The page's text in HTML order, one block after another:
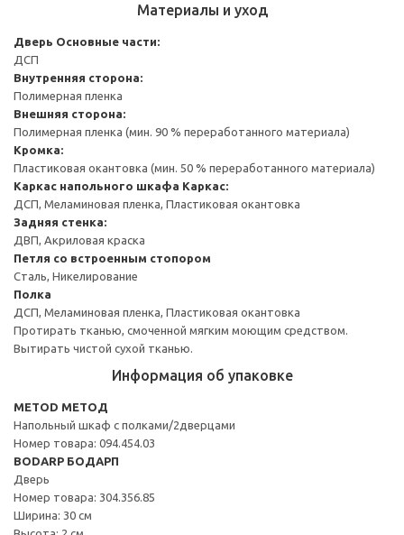
Материалы и уход
Дверь Основные части:
ДСП
Внутренняя сторона:
Полимерная пленка
Внешняя сторона:
Полимерная пленка (мин. 90 % переработанного материала)
Кромка:
Пластиковая окантовка (мин. 50 % переработанного материала)
Каркас напольного шкафа Каркас:
ДСП, Меламиновая пленка, Пластиковая окантовка
Задняя стенка:
ДВП, Акриловая краска
Петля со встроенным стопором
Сталь, Никелирование
Полка
ДСП, Меламиновая пленка, Пластиковая окантовка
Протирать тканью, смоченной мягким моющим средством.
Вытирать чистой сухой тканью.
Информация об упаковке
METOD МЕТОД
Напольный шкаф с полками/2дверцами
Номер товара: 094.454.03
BODARP БОДАРП
Дверь
Номер товара: 304.356.85
Ширина: 30 см